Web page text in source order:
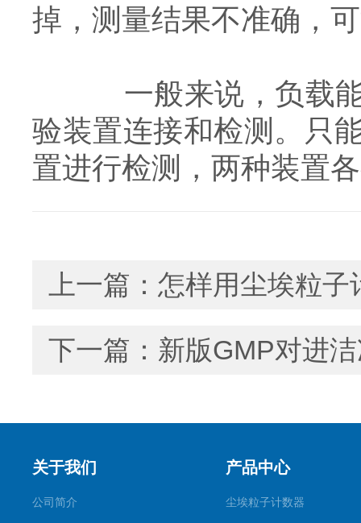
掉，测量结果不准确，
一般来说，负载能
验装置连接和检测。只
置进行检测，两种装置
上一篇： 怎样用尘埃粒子
下一篇： 新版GMP对进
关于我们
公司简介
产品中心
尘埃粒子计数器